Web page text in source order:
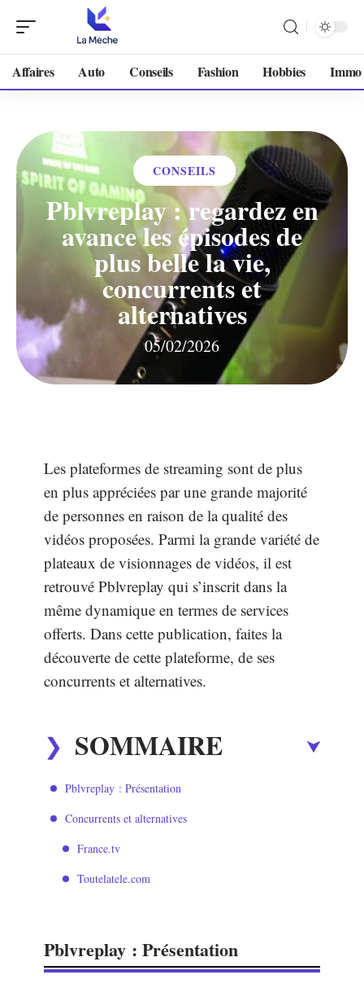
Affaires Auto Conseils Fashion Hobbies Immo
CONSEILS
Pblvreplay : regardez en
avance les épisodes de
plus belle la vie,
concurrents et
alternatives
05/02/2026
Les plateformes de streaming sont de plus
en plus appréciées par une grande majorité
de personnes en raison de la qualité des
vidéos proposées. Parmi la grande variété de
plateaux de visionnages de vidéos, il est
retrouvé Pblvreplay qui s’inscrit dans la
même dynamique en termes de services
offerts. Dans cette publication, faites la
découverte de cette plateforme, de ses
concurrents et alternatives.
SOMMAIRE
Pblvreplay : Présentation
Concurrents et alternatives
France.tv
Toutelatele.com
Pblvreplay : Présentation